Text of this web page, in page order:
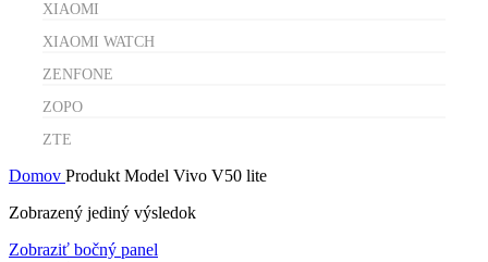
XIAOMI
XIAOMI WATCH
ZENFONE
ZOPO
ZTE
Domov Produkt Model Vivo V50 lite
Zobrazený jediný výsledok
Zobraziť bočný panel